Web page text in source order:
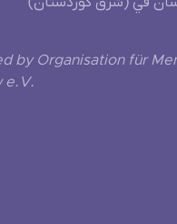
by Organisation für
e.V.